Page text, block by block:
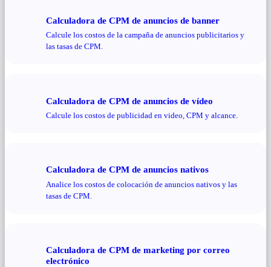
Calculadora de CPM de anuncios de banner
Calcule los costos de la campaña de anuncios publicitarios y
las tasas de CPM.
Calculadora de CPM de anuncios de vídeo
Calcule los costos de publicidad en video, CPM y alcance.
Calculadora de CPM de anuncios nativos
Analice los costos de colocación de anuncios nativos y las
tasas de CPM.
Calculadora de CPM de marketing por correo
electrónico